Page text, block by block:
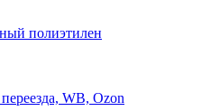
полиэтилен
WB, Ozon